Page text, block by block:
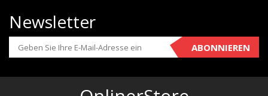
Newsletter
ABONNIEREN